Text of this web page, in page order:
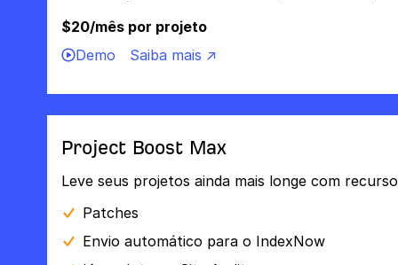
$20/mês por projeto
Demo
Saiba mais ↗
Project Boost Max
Leve seus projetos ainda mais longe com
Patches
Envio automático para o IndexNow